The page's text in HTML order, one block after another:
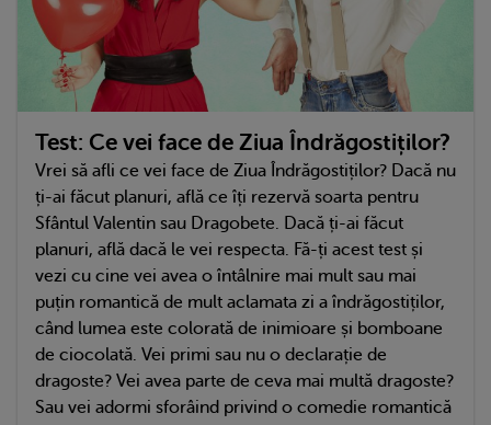
Test: Ce vei face de Ziua Îndrăgostiților?
Vrei să afli ce vei face de Ziua Îndrăgostiților? Dacă nu
ți-ai făcut planuri, află ce îți rezervă soarta pentru
Sfântul Valentin sau Dragobete. Dacă ți-ai făcut
planuri, află dacă le vei respecta. Fă-ți acest test și
vezi cu cine vei avea o întâlnire mai mult sau mai
puțin romantică de mult aclamata zi a îndrăgostiților,
când lumea este colorată de inimioare și bomboane
de ciocolată. Vei primi sau nu o declarație de
dragoste? Vei avea parte de ceva mai multă dragoste?
Sau vei adormi sforâind privind o comedie romantică